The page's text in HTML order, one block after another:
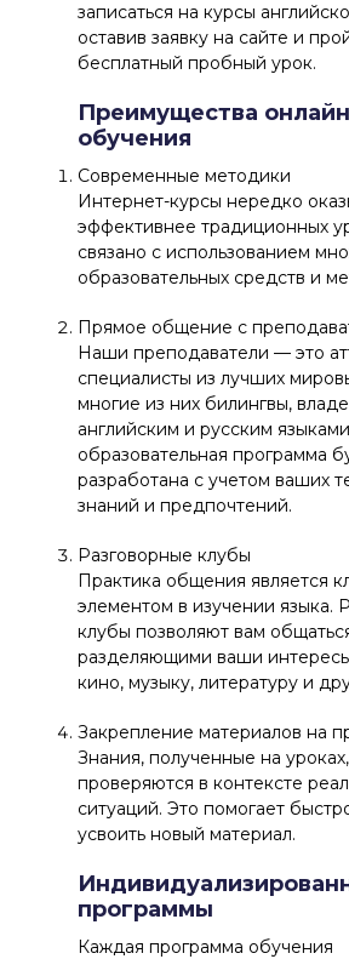
записаться на курсы
оставив заявку на сайте и
бесплатный пробный урок.
Преимущества
обучения
Современные методики
Интернет-курсы нередко
эффективнее традиционных
связано с использованием
образовательных средств и
Прямое общение с
Наши преподаватели — это
специалисты из лучших
многие из них билингвы,
английским и русским
образовательная программа
разработана с учетом ваших
знаний и предпочтений.
Разговорные клубы
Практика общения является
элементом в изучении языка.
клубы позволяют вам
разделяющими ваши
кино, музыку, литературу и
Закрепление материалов на
Знания, полученные на
проверяются в контексте
ситуаций. Это помогает
усвоить новый материал.
программы
Каждая программа обучения